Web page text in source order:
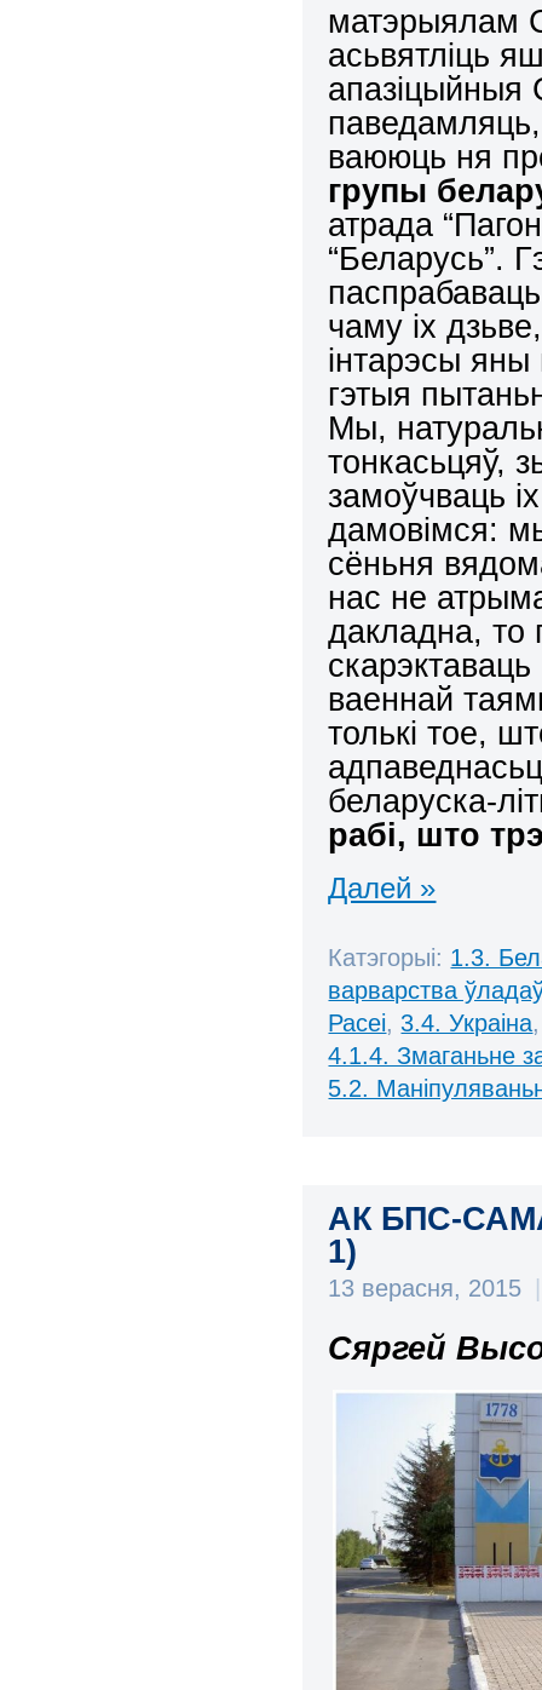
матэрыялам
асьвятліць
апазіцыйныя
ваююць ня
групы
атрада
“Беларусь”.
чаму іх
інтарэсы
гэтыя
Мы,
тонкасьцяў,
замоўчваць
дамовімся:
сёньня
нас не
дакладна,
ваеннай
толькі тое,
беларуска-
рабі, што
Далей »
Катэгорыі: 1.3.
варварства ўладаў
Расеі, 3.4. Украіна
4.1.4. Змаганьне
5.2.
АК БПС-
1)
13 верасня, 2015
Сяргей